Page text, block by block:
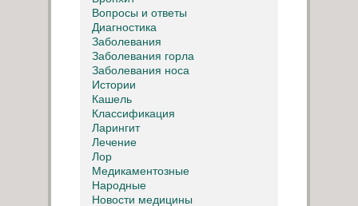
Вопросы и ответы
Диагностика
Заболевания
Заболевания горла
Заболевания носа
Истории
Кашель
Классификация
Ларингит
Лечение
Лор
Медикаментозные
Народные
Новости медицины